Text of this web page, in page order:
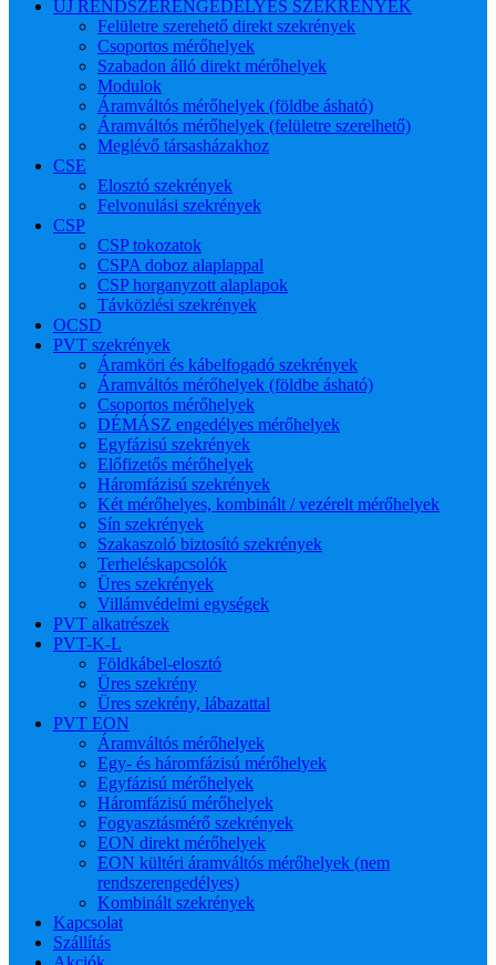
ÚJ RENDSZERENGEDÉLYES SZEKRÉNYEK
Felületre szerehető direkt szekrények
Csoportos mérőhelyek
Szabadon álló direkt mérőhelyek
Modulok
Áramváltós mérőhelyek (földbe ásható)
Áramváltós mérőhelyek (felületre szerelhető)
Meglévő társasházakhoz
CSE
Elosztó szekrények
Felvonulási szekrények
CSP
CSP tokozatok
CSPA doboz alaplappal
CSP horganyzott alaplapok
Távközlési szekrények
OCSD
PVT szekrények
Áramköri és kábelfogadó szekrények
Áramváltós mérőhelyek (földbe ásható)
Csoportos mérőhelyek
DÉMÁSZ engedélyes mérőhelyek
Egyfázisú szekrények
Előfizetős mérőhelyek
Háromfázisú szekrények
Két mérőhelyes, kombinált / vezérelt mérőhelyek
Sín szekrények
Szakaszoló biztosító szekrények
Terheléskapcsolók
Üres szekrények
Villámvédelmi egységek
PVT alkatrészek
PVT-K-L
Földkábel-elosztó
Üres szekrény
Üres szekrény, lábazattal
PVT EON
Áramváltós mérőhelyek
Egy- és háromfázisú mérőhelyek
Egyfázisú mérőhelyek
Háromfázisú mérőhelyek
Fogyasztásmérő szekrények
EON direkt mérőhelyek
EON kültéri áramváltós mérőhelyek (nem
rendszerengedélyes)
Kombinált szekrények
Kapcsolat
Szállítás